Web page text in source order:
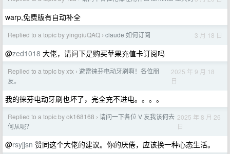
warp,免费版有自动补全
Replied to a topic by yingqiuQAQ › claude 如何订阅 3 月 18 日
@zed1018 大佬，请问下是购买苹果充值卡订阅吗
Replied to a topic by xtx › 避雷徕芬电动牙刷啊！各位朋
友。
2025 年 9 月 18
日
我的徕芬电动牙刷也坏了，完全充不进电。。。。
Replied to a topic by ok168168 › 请问一下各位 V 友我该何去
何从呢？
2025 年 8 月 26
日
@rsyjjsn 赞同这个大佬的建议。你的厌倦，应该换一种心态生活。